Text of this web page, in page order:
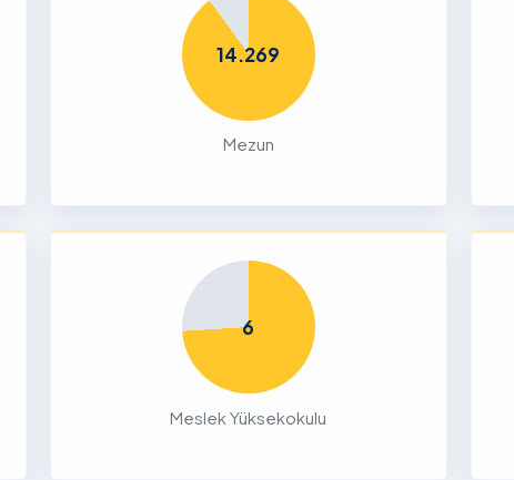
2026-
ve
14.269
Mezun
6
Meslek Yüksekokulu